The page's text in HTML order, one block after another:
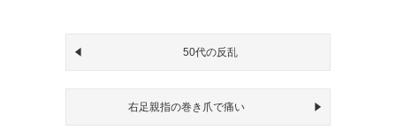
50代の反乱
右足親指の巻き爪で痛い